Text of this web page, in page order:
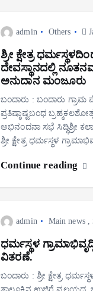
admin Others
ಶ್ರೀ ಕ್ಷೇತ್ರ
ದೇವಸ್ಥಾನದಲ್ಲಿ
ಅನುದಾನ ಮಂಜೂರು
ಬಂದಾರು : ಬಂದಾರು ಗ್ರಾಮ
ಪ್ರತಿಷ್ಠಾಷ್ಟಬಂಧ
ಅಭಿನಂದನಾ ಸಭೆ ಸಿದ್ಧಿಶ್ರೀ
ಶ್ರೀ ಕ್ಷೇತ್ರ ಧರ್ಮಸ್ಥಳ
Continue reading
admin Main news,
ಧರ್ಮಸ್ಥಳ
ವಿತರಣೆ.
ಬಂದಾರು : ಶ್ರೀ ಕ್ಷೇತ್ರ